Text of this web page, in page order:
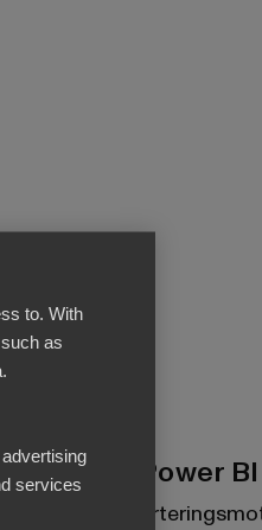
to. With
as
services
Byggd på Power BI
BI Books